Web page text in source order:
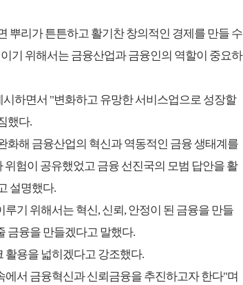
뿌리가 튼튼하고 활기찬 창의적인 경제를 만들 수
기 위해서는 금융산업과 금융인의 역할이 중요하
하면서 "변화하고 유망한 서비스업으로 성장할
했다.
화해 금융산업의 혁신과 역동적인 금융 생태계를
험이 공유했었고 금융 선진국의 모범 답안을 활
설명했다.
기 위해서는 혁신, 신뢰, 안정이 된 금융을 만들
금융을 만들겠다고 말했다.
활용을 넓히겠다고 강조했다.
서 금융혁신과 신뢰금융을 추진하고자 한다"며